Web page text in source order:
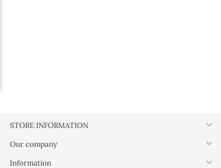
STORE INFORMATION 
Our company 
Information 